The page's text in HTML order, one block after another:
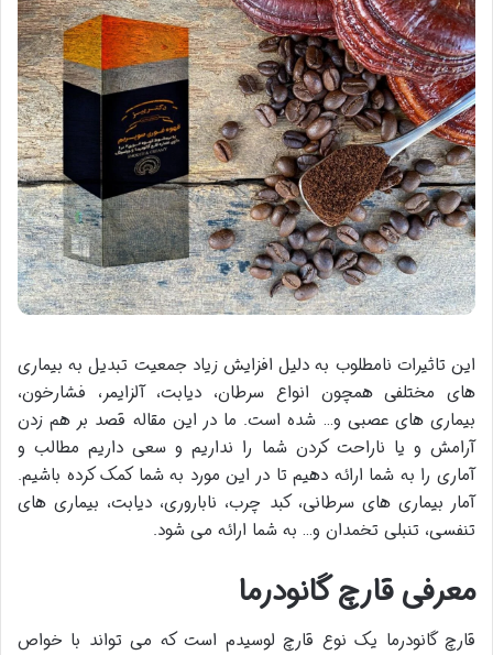
این تاثیرات نامطلوب به دلیل افزایش زیاد جمعیت تبدیل به بیماری
های مختلفی همچون انواع سرطان، دیابت، آلزایمر، فشارخون،
بیماری های عصبی و… شده است. ما در این مقاله قصد بر هم زدن
آرامش و یا ناراحت کردن شما را نداریم و سعی داریم مطالب و
آماری را به شما ارائه دهیم تا در این مورد به شما کمک کرده باشیم.
آمار بیماری های سرطانی، کبد چرب، ناباروری، دیابت، بیماری های
تنفسی، تنبلی تخمدان و… به شما ارائه می شود.
معرفی قارچ گانودرما
قارچ گانودرما یک نوع قارچ لوسیدم است که می تواند با خواص